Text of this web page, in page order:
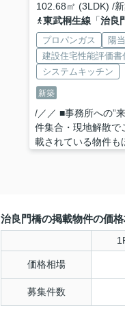
102.68㎡ (3LDK) /
東武桐生線「治良
プロパンガス
陽
建設住宅性能評価書
システムキッチン
新築
/／／ ■事務所への”
件集合・現地解散で
載されている物件も
治良門橋の掲載物件の価
価格相場
募集件数